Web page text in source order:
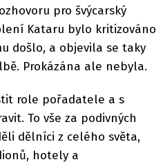
pro švýcarský
Kataru bylo kritizováno
došlo, a objevila se taky
Prokázána ale nebyla.
role pořadatele a s
To vše za podivných
dělníci z celého světa,
hotely a